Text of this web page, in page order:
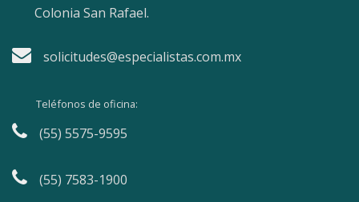
Colonia San Rafael.
solicitudes@especialistas.com.mx
Teléfonos de oficina:
(55) 5575-9595
(55) 7583-1900